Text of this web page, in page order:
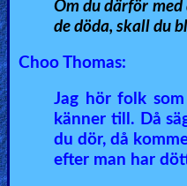
Om du därför
de döda, skall du
Choo Thomas:
Jag hör folk
känner till. Då
du dör, då
efter man har